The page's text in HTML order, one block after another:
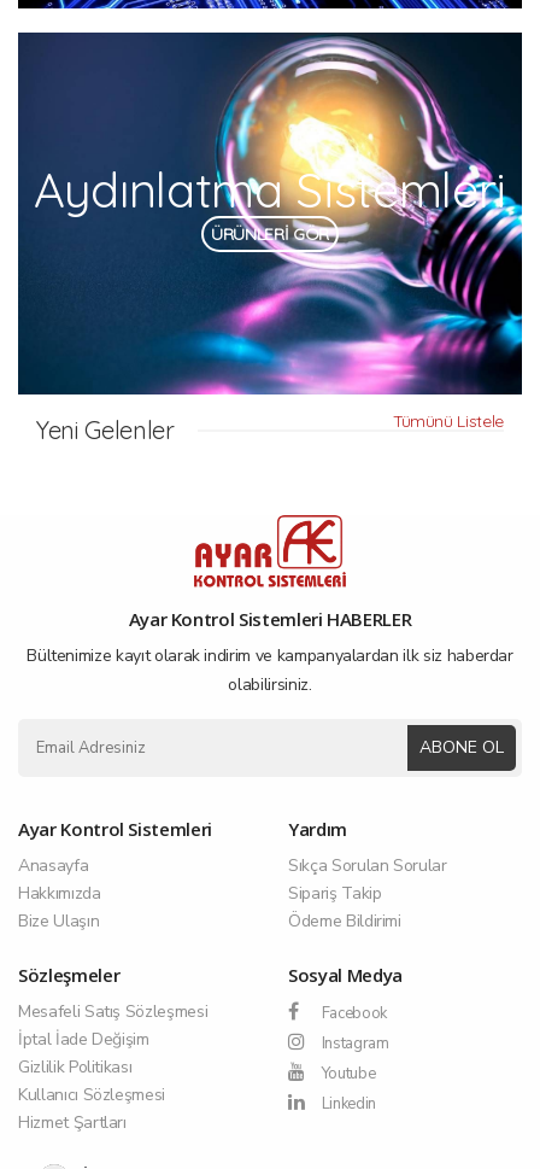
Aydınlatma Sistemleri
ÜRÜNLERİ GÖR
Yeni Gelenler Tümünü Listele
Ayar Kontrol Sistemleri HABERLER
Bültenimize kayıt olarak indirim ve kampanyalardan ilk siz haberdar
olabilirsiniz.
ABONE OL
Ayar Kontrol Sistemleri
Anasayfa
Hakkımızda
Bize Ulaşın
Yardım
Sıkça Sorulan Sorular
Sipariş Takip
Ödeme Bildirimi
Sözleşmeler
Mesafeli Satış Sözleşmesi
İptal İade Değişim
Gizlilik Politikası
Kullanıcı Sözleşmesi
Hizmet Şartları
Sosyal Medya
Facebook
Instagram
Youtube
Linkedin